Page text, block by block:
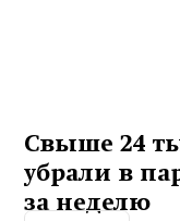
Свыше 24
убрали в
за неделю